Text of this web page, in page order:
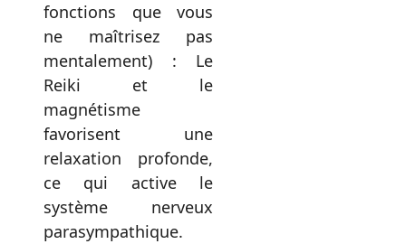
fonctions que vous
ne maîtrisez pas
mentalement) : Le
Reiki et le
magnétisme
favorisent une
relaxation profonde,
ce qui active le
système nerveux
parasympathique.